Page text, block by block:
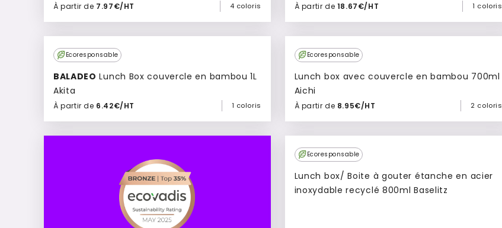
À partir de 7.97€/HT 4 coloris
Ajouter à mon devis
À partir de 18.67€/HT 1 coloris
Ajouter à mon devis
Ecoresponsable
BALADEO Lunch Box couvercle en bambou 1L
Akita
À partir de 6.42€/HT 1 coloris
Ajouter à mon devis
Ecoresponsable
Lunch box avec couvercle en bambou 700ml
Aichi
À partir de 8.95€/HT 2 coloris
Ajouter à mon devis
Ecoresponsable
Lunch box/ Boite à gouter étanche en acier
inoxydable recyclé 800ml Baselitz